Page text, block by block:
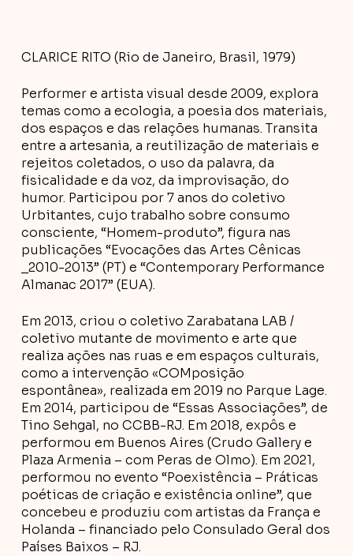
CLARICE RITO (Rio de Janeiro, Brasil, 1979)
Performer e artista visual desde 2009, explora
temas como a ecologia, a poesia dos materiais,
dos espaços e das relações humanas. Transita
entre a artesania, a reutilização de materiais e
rejeitos coletados, o uso da palavra, da
fisicalidade e da voz, da improvisação, do
humor. Participou por 7 anos do coletivo
Urbitantes, cujo trabalho sobre consumo
consciente, “Homem-produto”, figura nas
publicações “Evocações das Artes Cênicas
_2010-2013” (PT) e “Contemporary Performance
Almanac 2017” (EUA).
Em 2013, criou o coletivo Zarabatana LAB /
coletivo mutante de movimento e arte que
realiza ações nas ruas e em espaços culturais,
como a intervenção «COMposição
espontânea», realizada em 2019 no Parque Lage.
Em 2014, participou de “Essas Associações”, de
Tino Sehgal, no CCBB-RJ. Em 2018, expôs e
performou em Buenos Aires (Crudo Gallery e
Plaza Armenia – com Peras de Olmo). Em 2021,
performou no evento “Poexistência – Práticas
poéticas de criação e existência online”, que
concebeu e produziu com artistas da França e
Holanda – financiado pelo Consulado Geral dos
Países Baixos – RJ.